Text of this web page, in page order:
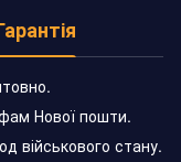
Нової пошти.
військового стану.